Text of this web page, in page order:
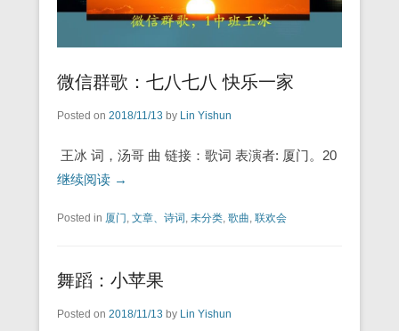
微信群歌：七八七八 快乐一家
Posted on 2018/11/13 by Lin Yishun
王冰 词，汤哥 曲 链接：歌词 表演者: 厦门。20
继续阅读 →
Posted in 厦门, 文章、诗词 , 未分类, 歌曲, 联欢会
舞蹈：小苹果
Posted on 2018/11/13 by Lin Yishun